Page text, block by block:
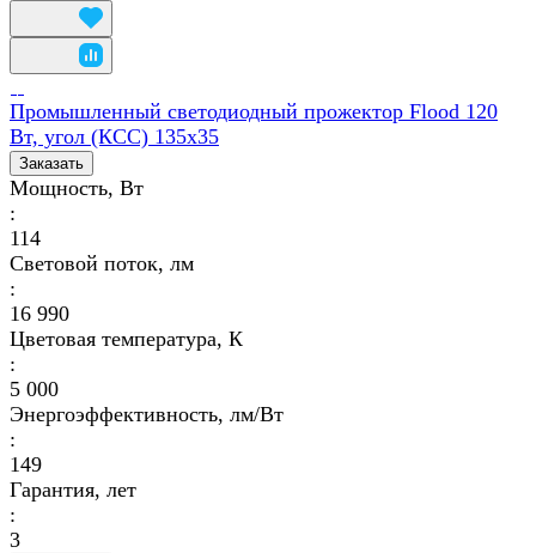
Промышленный светодиодный прожектор Flood 120
Вт, угол (КСС) 135х35
Заказать
Мощность, Вт
:
114
Световой поток, лм
:
16 990
Цветовая температура, К
:
5 000
Энергоэффективность, лм/Вт
:
149
Гарантия, лет
:
3